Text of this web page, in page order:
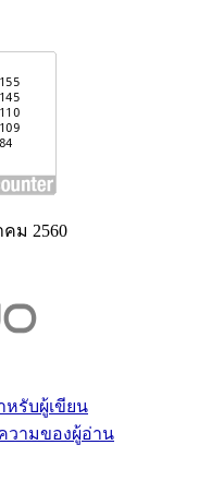
ม 2560
หรับผู้เขียน
วามของผู้อ่าน